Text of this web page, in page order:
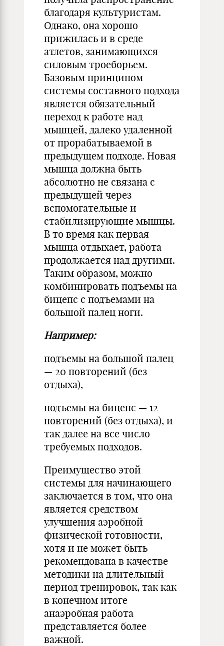
благодаря культуристам.
Однако, она хорошо
прижилась и в среде
атлетов, занимающихся
силовым троеборьем.
Базовым принципом
системы составного подхода
является обязательный
переход к работе над
мышцей, далеко удаленной
от прорабатываемой в
предыдущем подходе. Новая
мышца должна быть
абсолютно не связана с
предыдущей через
вспомогательные и
стабилизирующие мышцы.
В то время как первая
мышца отдыхает, работа
продолжается над другими.
Таким образом, можно
комбинировать подъемы на
бицепс с подъемами на
большой палец ноги.
Например:
подъемы на большой палец
— 20 повторений (без
отдыха),
подъемы на бицепс — 12
повторений (без отдыха), и
так далее на все число
требуемых подходов.
Преимущество этой
системы для начинающего
заключается в том, что она
является средством
улучшения аэробной
физической готовности,
хотя и не может быть
рекомендована в качестве
методики на длительный
период тренировок, так как
в конечном итоге
анаэробная работа
представляется более
важной.